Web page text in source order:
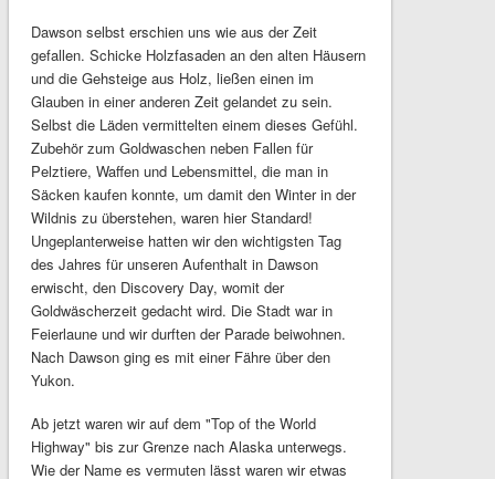
Dawson selbst erschien uns wie aus der Zeit
gefallen. Schicke Holzfasaden an den alten Häusern
und die Gehsteige aus Holz, ließen einen im
Glauben in einer anderen Zeit gelandet zu sein.
Selbst die Läden vermittelten einem dieses Gefühl.
Zubehör zum Goldwaschen neben Fallen für
Pelztiere, Waffen und Lebensmittel, die man in
Säcken kaufen konnte, um damit den Winter in der
Wildnis zu überstehen, waren hier Standard!
Ungeplanterweise hatten wir den wichtigsten Tag
des Jahres für unseren Aufenthalt in Dawson
erwischt, den Discovery Day, womit der
Goldwäscherzeit gedacht wird. Die Stadt war in
Feierlaune und wir durften der Parade beiwohnen.
Nach Dawson ging es mit einer Fähre über den
Yukon.
Ab jetzt waren wir auf dem "Top of the World
Highway" bis zur Grenze nach Alaska unterwegs.
Wie der Name es vermuten lässt waren wir etwas